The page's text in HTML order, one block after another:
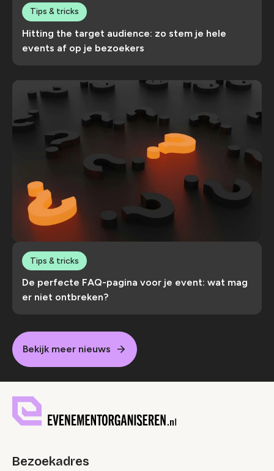
Hitting the target audience: zo stem je hele
events af op je bezoekers
Tips & tricks
De perfecte FAQ-pagina voor je event: wat mag
er niet ontbreken?
Tips & tricks
Bekijk meer nieuws
Bezoekadres